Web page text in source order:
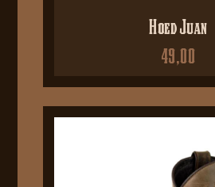
Hoed Juan
49,00